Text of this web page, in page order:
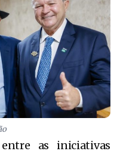
as iniciativas